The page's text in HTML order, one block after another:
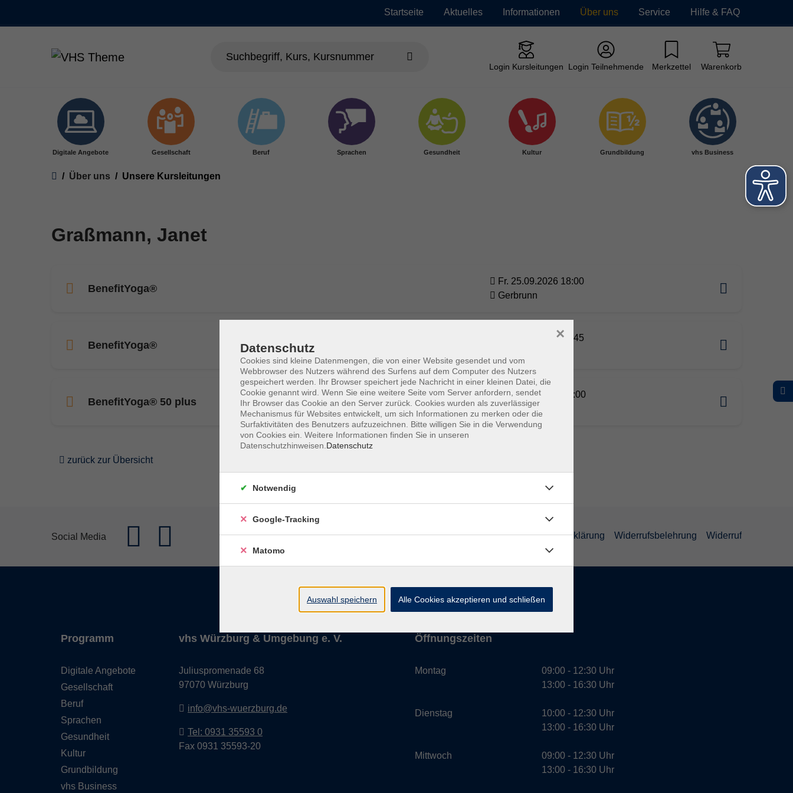
Startseite Aktuelles Informationen Über uns Service Hilfe & FAQ
Login Kursleitungen Login Teilnehmende Merkzettel Warenkorb
Digitale Angebote Gesellschaft Beruf Sprachen Gesundheit Kultur Grundbildung vhs Business
You are here:
Über uns Unsere Kursleitungen
Graßmann, Janet
BenefitYoga®
Fr. 25.09.2026 18:00
Gerbrunn
BenefitYoga®
Fr. 25.09.2026 19:45
BenefitYoga® 50 plus
Mi. 30.09.2026 09:00
Gerbrunn
zurück zur Übersicht
Social Media Impressum AGBs Datenschutzerklärung Barrierefreiheitserklärung Widerrufsbelehrung Widerruf
Programm
Digitale Angebote
Gesellschaft
Beruf
Sprachen
Gesundheit
Kultur
Grundbildung
vhs Business
vhs Würzburg & Umgebung e. V.
Juliuspromenade 68
97070 Würzburg
info@vhs-wuerzburg.de
Tel: 0931 35593 0
Fax 0931 35593-20
Öffnungszeiten
Montag
Dienstag
Mittwoch
09:00 - 12:30 Uhr
13:00 - 16:30 Uhr
10:00 - 12:30 Uhr
13:00 - 16:30 Uhr
09:00 - 12:30 Uhr
13:00 - 16:30 Uhr
Datenschutz
Cookies sind kleine Datenmengen, die von einer Website gesendet und vom
Webbrowser des Nutzers während des Surfens auf dem Computer des Nutzers
gespeichert werden. Ihr Browser speichert jede Nachricht in einer kleinen Datei, die
Cookie genannt wird. Wenn Sie eine weitere Seite vom Server anfordern, sendet
Ihr Browser das Cookie an den Server zurück. Cookies wurden als zuverlässiger
Mechanismus für Websites entwickelt, um sich Informationen zu merken oder die
Surfaktivitäten des Benutzers aufzuzeichnen. Bitte willigen Sie in die Verwendung
von Cookies ein. Weitere Informationen finden Sie in unseren
Datenschutzhinweisen. Datenschutz
×
Notwendig
Google-Tracking
Matomo
Auswahl speichern Alle Cookies akzeptieren und schließen